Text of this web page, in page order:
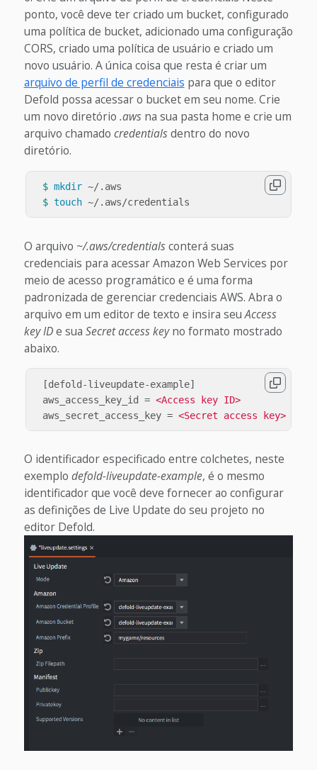
ponto, você deve ter criado um bucket, configurado
uma política de bucket, adicionado uma configuração
CORS, criado uma política de usuário e criado um
novo usuário. A única coisa que resta é criar um
arquivo de perfil de credenciais para que o editor
Defold possa acessar o bucket em seu nome. Crie
um novo diretório .awsna sua pasta home e crie um
arquivo chamado credentialsdentro do novo
diretório.
$ mkdir ~/.aws
$ touch
O arquivo ~/.aws/credentialsconterá suas
credenciais para acessar Amazon Web Services por
meio de acesso programático e é uma forma
padronizada de gerenciar credenciais AWS. Abra o
arquivo em um editor de texto e insira seuAccess
key IDe sua Secret access keyno formato mostrado
abaixo.
[defold-liveupdate-example]
aws_access_key_id = <Access key ID>
aws_secret_access_key = <Secret access key>
O identificador especificado entre colchetes, neste
exemplo defold-liveupdate-example, é o mesmo
identificador que você deve fornecer ao configurar
as definições de Live Update do seu projeto no
editor Defold.